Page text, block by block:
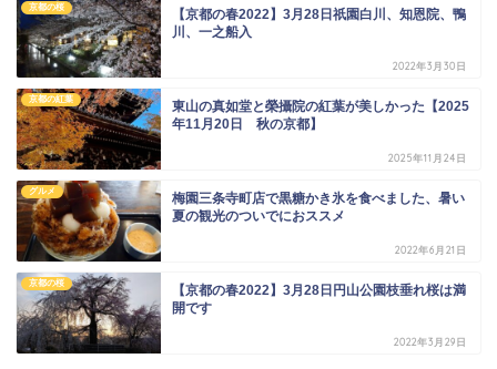
京都の桜
【京都の春2022】3月28日祇園白川、知恩院、鴨
川、一之船入
2022年3月30日
京都の紅葉
東山の真如堂と榮攝院の紅葉が美しかった【2025
年11月20日 秋の京都】
2025年11月24日
グルメ
梅園三条寺町店で黒糖かき氷を食べました、暑い
夏の観光のついでにおススメ
2022年6月21日
京都の桜
【京都の春2022】3月28日円山公園枝垂れ桜は満
開です
2022年3月29日